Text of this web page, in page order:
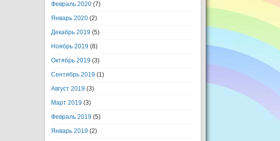
Февраль 2020 (7)
Январь 2020 (2)
Декабрь 2019 (5)
Ноябрь 2019 (8)
Октябрь 2019 (3)
Сентябрь 2019 (1)
Август 2019 (3)
Март 2019 (3)
Февраль 2019 (5)
Январь 2019 (2)